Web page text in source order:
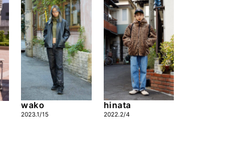
wako
2023.1/15
hinata
2022.2/4